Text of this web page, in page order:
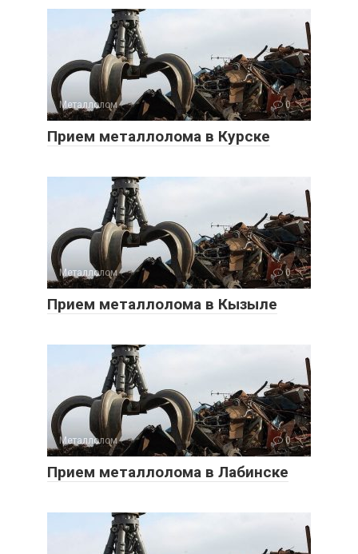
Металлолом 0
Прием металлолома в Курске
Металлолом 0
Прием металлолома в Кызыле
Металлолом 0
Прием металлолома в Лабинске